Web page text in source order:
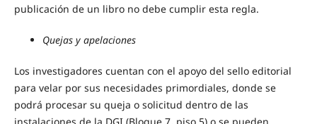
publicación de un libro no debe cumplir esta regla.
Quejas y apelaciones
Los investigadores cuentan con el apoyo del sello editorial
para velar por sus necesidades primordiales, donde se
podrá procesar su queja o solicitud dentro de las